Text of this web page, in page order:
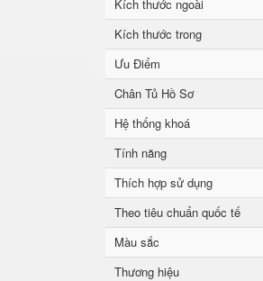
Kích thước ngoài
Kích thước trong
Ưu Điểm
Chân Tủ Hồ Sơ
Hệ thống khoá
Tính năng
Thích hợp sử dụng
Theo tiêu chuẩn quốc tế
Màu sắc
Thương hiệu